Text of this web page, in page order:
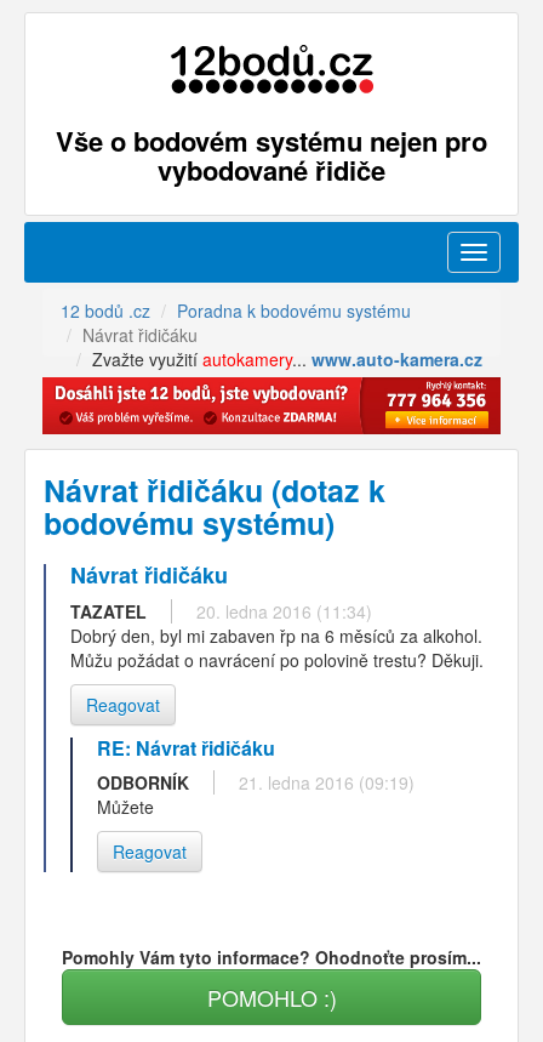
Vše o bodovém systému nejen pro
vybodované řidiče
Menu
12 bodů .cz
Poradna k bodovému systému
Návrat řidičáku
Zvažte využití autokamery... www.auto-kamera.cz
Návrat řidičáku (dotaz k
bodovému systému)
Návrat řidičáku
TAZATEL
20. ledna 2016 (11:34)
Dobrý den, byl mi zabaven řp na 6 měsíců za alkohol.
Můžu požádat o navrácení po polovině trestu? Děkuji.
Reagovat
RE: Návrat řidičáku
ODBORNÍK
21. ledna 2016 (09:19)
Můžete
Reagovat
Pomohly Vám tyto informace? Ohodnoťte prosím...
POMOHLO :)